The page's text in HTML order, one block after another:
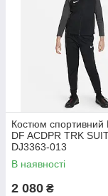
Костюм спортивний
DF ACDPR TRK
DJ3363-013
В наявності
2 080 ₴